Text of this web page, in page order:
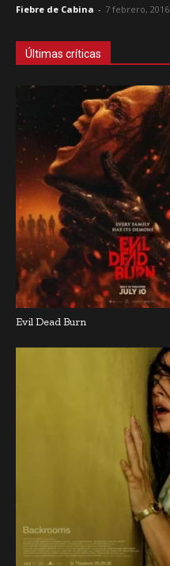
Fiebre de Cabina - 7 febrero, 2016
Últimas críticas
Evil Dead Burn